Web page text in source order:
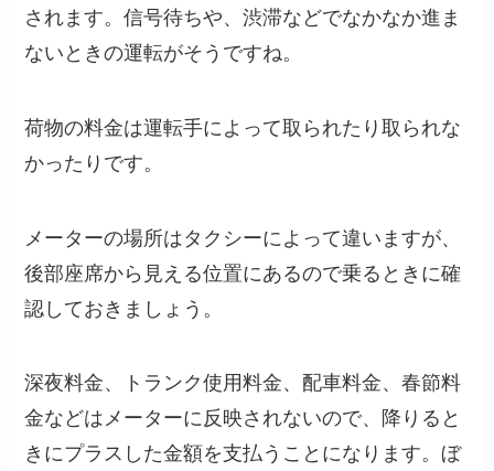
されます。信号待ちや、渋滞などでなかなか進ま
ないときの運転がそうですね。
荷物の料金は運転手によって取られたり取られな
かったりです。
メーターの場所はタクシーによって違いますが、
後部座席から見える位置にあるので乗るときに確
認しておきましょう。
深夜料金、トランク使用料金、配車料金、春節料
金などはメーターに反映されないので、降りると
きにプラスした金額を支払うことになります。ぼ